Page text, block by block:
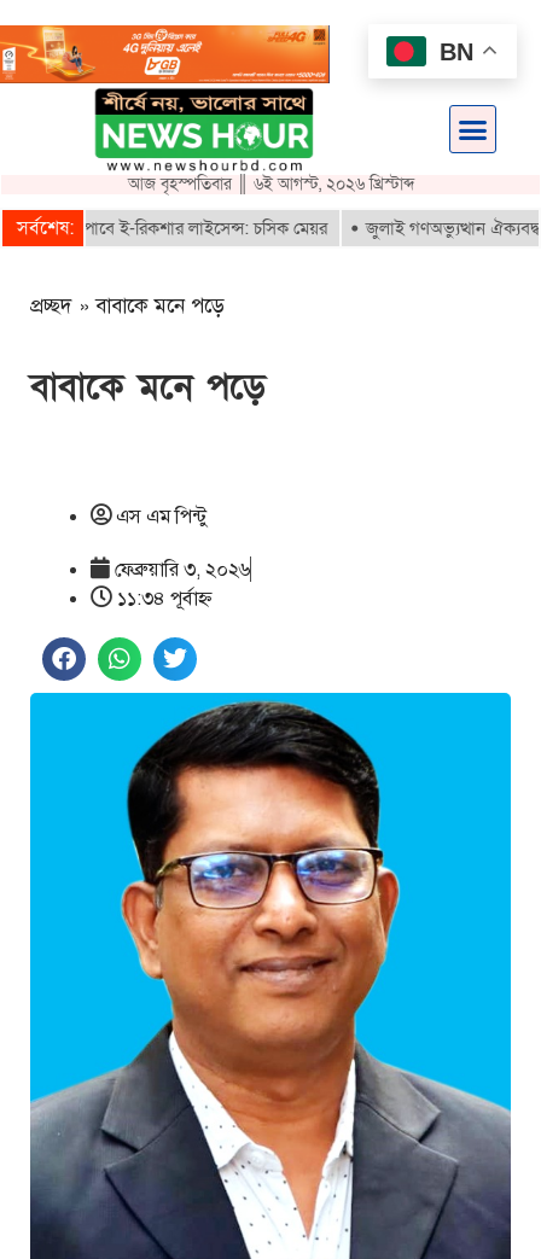
আজ বৃহস্পতিবার ║ ৬ই আগস্ট, ২০২৬ খ্রিস্টাব্দ
সর্বশেষ:
পাবে ই-রিকশার লাইসেন্স: চসিক মেয়র জুলাই গণঅভ্যুত্থান ঐক্যবদ্ধ
প্রচ্ছদ »বাবাকে মনে পড়ে
বাবাকে মনে পড়ে
এস এম পিন্টু
ফেব্রুয়ারি ৩, ২০২৬
১১:৩৪ পূর্বাহ্ণ
BN